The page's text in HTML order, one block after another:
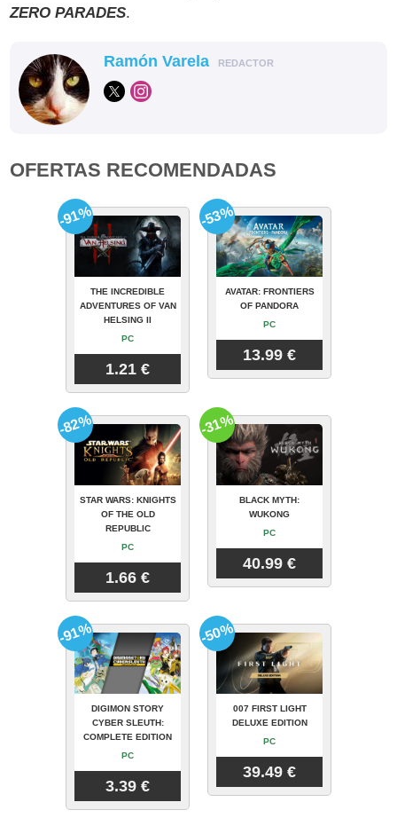
ZERO PARADES.
Ramón Varela REDACTOR
OFERTAS RECOMENDADAS
THE INCREDIBLE
ADVENTURES OF VAN
HELSING II
PC
1.21 €
-91%
AVATAR: FRONTIERS
OF PANDORA
PC
13.99 €
-53%
STAR WARS: KNIGHTS
OF THE OLD
REPUBLIC
PC
1.66 €
-82%
BLACK MYTH:
WUKONG
PC
40.99 €
-31%
DIGIMON STORY
CYBER SLEUTH:
COMPLETE EDITION
PC
3.39 €
-91%
007 FIRST LIGHT
DELUXE EDITION
PC
39.49 €
-50%